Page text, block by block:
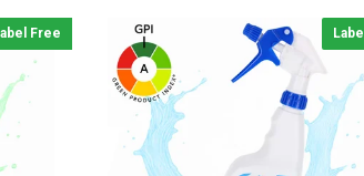
Free